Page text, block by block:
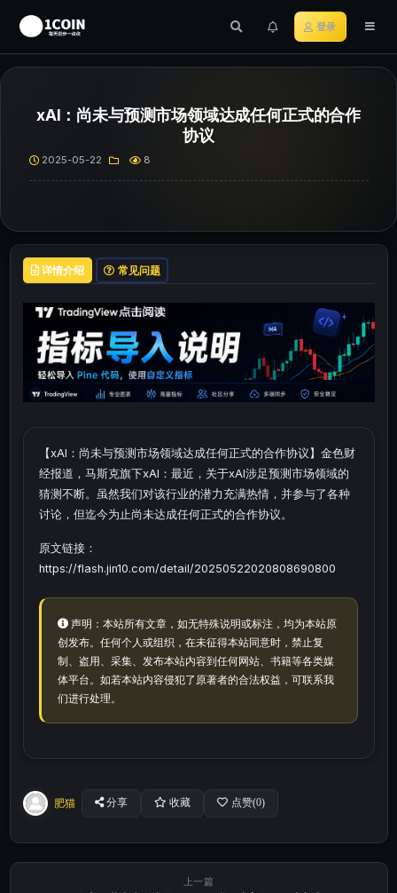
登录
xAI：尚未与预测市场领域达成任何正式的合作
协议
2025-05-22 8
详情介绍 常见问题
【xAI：尚未与预测市场领域达成任何正式的合作协议】金色财
经报道，马斯克旗下xAI：最近，关于xAI涉足预测市场领域的
猜测不断。虽然我们对该行业的潜力充满热情，并参与了各种
讨论，但迄今为止尚未达成任何正式的合作协议。
原文链接：
https://flash.jin10.com/detail/20250522020808690800
声明：本站所有文章，如无特殊说明或标注，均为本站原
创发布。任何个人或组织，在未征得本站同意时，禁止复
制、盗用、采集、发布本站内容到任何网站、书籍等各类媒
体平台。如若本站内容侵犯了原著者的合法权益，可联系我
们进行处理。
肥猫 分享 收藏 点赞(0)
上一篇